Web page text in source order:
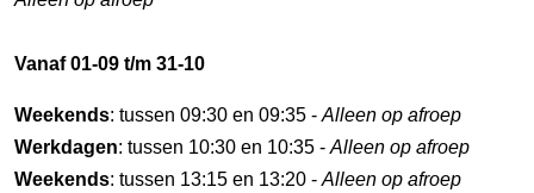
Vanaf 01-09 t/m 31-10
Weekends: tussen 09:30 en 09:35 - Alleen op afroep
Werkdagen: tussen 10:30 en 10:35 - Alleen op afroep
Weekends: tussen 13:15 en 13:20 - Alleen op afroep